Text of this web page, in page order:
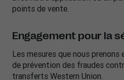
points de vente.
Engagement pour la
Les mesures que nous
de prévention des fraudes
transferts Western Union.